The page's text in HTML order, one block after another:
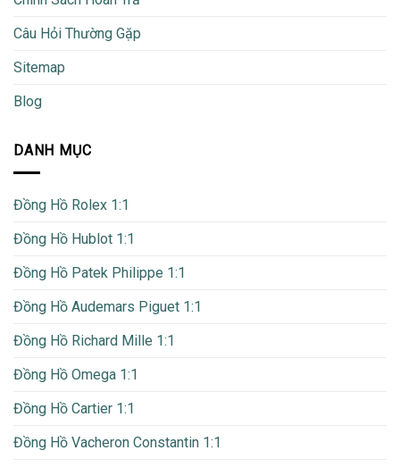
Câu Hỏi Thường Gặp
Sitemap
Blog
DANH MỤC
Đồng Hồ Rolex 1:1
Đồng Hồ Hublot 1:1
Đồng Hồ Patek Philippe 1:1
Đồng Hồ Audemars Piguet 1:1
Đồng Hồ Richard Mille 1:1
Đồng Hồ Omega 1:1
Đồng Hồ Cartier 1:1
Đồng Hồ Vacheron Constantin 1:1